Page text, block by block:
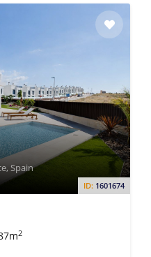
ID: 1601674
Spain
2